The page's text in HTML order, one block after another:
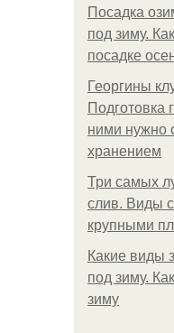
Посадка
под зиму.
посадке
Георгины
Подготовка
ними нужно
хранением
Три самых
слив. Виды
крупными
Какие виды
под зиму.
зиму